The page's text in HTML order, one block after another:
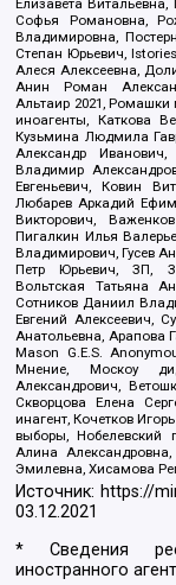
Елизавета
Софья Романовна,
Владимировна,
Степан Юрьевич,
Алеся Алексеевна,
Анин Роман
Альтаир 2021, Ромашки
иноагенты, Каткова
Кузьмина Людмила
Александр
Владимир
Евгеньевич, Ковин
Любарев Аркадий
Викторович,
Пигалкин Илья
Владимирович, Гусев
Петр Юрьевич, ЗП,
Вольтская Татьяна
Сотников Даниил
Евгений Алексеевич,
Анатольевна, Арапова
Mason G.E.S.
Мнение, Москоу
Александрович,
Скворцова Елена
инагент, Кочетков
выборы, Нобелевский
Алина
Эмилевна, Хисамова
Источник: https://
03.12.2021
* Сведения
иностранного